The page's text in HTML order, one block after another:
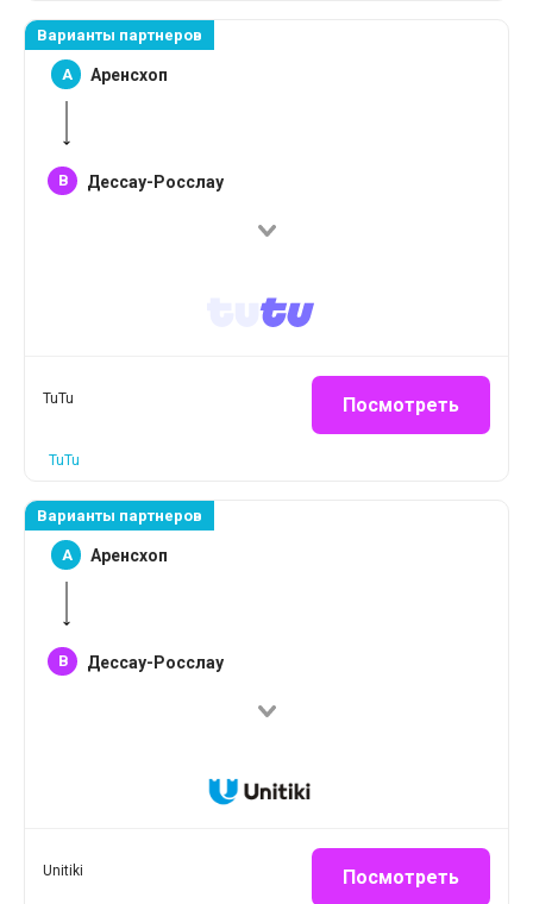
Варианты партнеров
A Аренсхоп
B Дессау-Росслау
TuTu Посмотреть
TuTu
Варианты партнеров
A Аренсхоп
B Дессау-Росслау
Unitiki Посмотреть